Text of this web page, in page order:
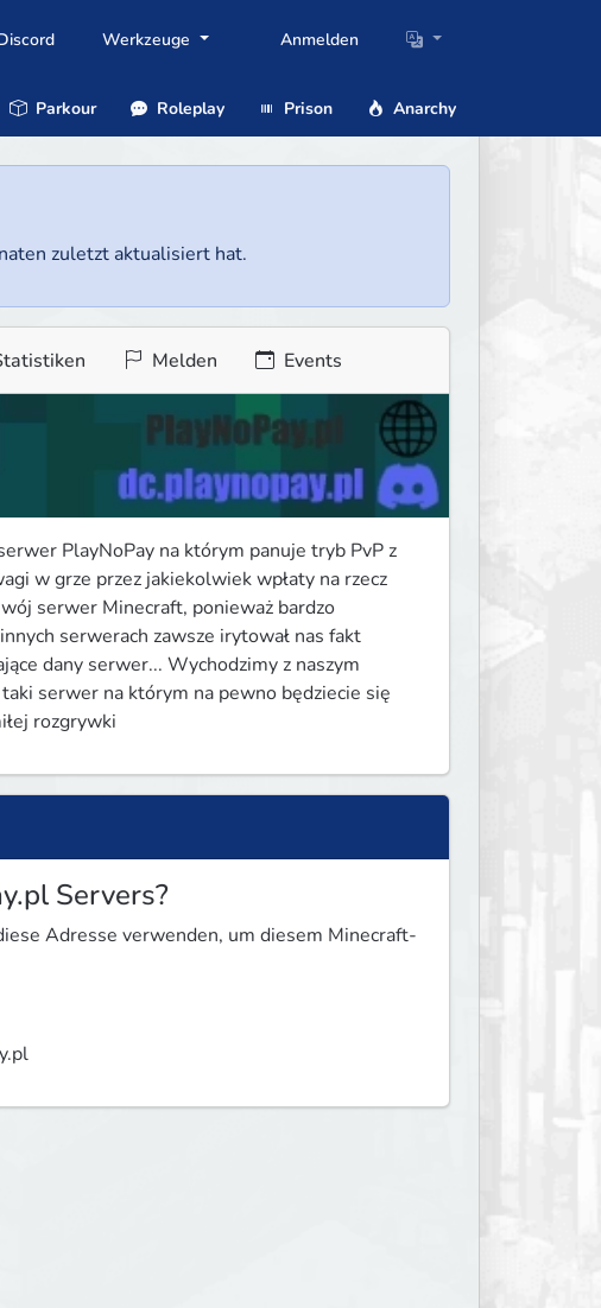
Werkzeuge Anmelden
Parkour Roleplay Prison Anarchy
zuletzt aktualisiert hat.
Melden Events
PlayNoPay na którym panuje tryb PvP z
w grze przez jakiekolwiek wpłaty na rzecz
serwer Minecraft, ponieważ bardzo
serwerach zawsze irytował nas fakt
dany serwer... Wychodzimy z naszym
serwer na którym na pewno będziecie się
rozgrywki
Servers?
Adresse verwenden, um diesem Minecraft-